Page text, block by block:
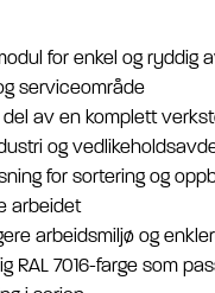
for enkel og ryddig
serviceområde
av en komplett
og
for sortering og
arbeidet
arbeidsmiljø og
RAL 7016-farge som